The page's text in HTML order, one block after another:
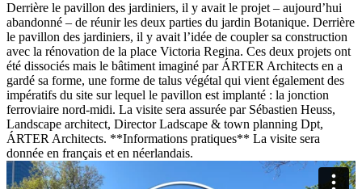
Derrière le pavillon des jardiniers, il y avait le projet – aujourd’hui
abandonné – de réunir les deux parties du jardin Botanique. Derrière
le pavillon des jardiniers, il y avait l’idée de coupler sa construction
avec la rénovation de la place Victoria Regina. Ces deux projets ont
été dissociés mais le bâtiment imaginé par ÁRTER Architects en a
gardé sa forme, une forme de talus végétal qui vient également des
impératifs du site sur lequel le pavillon est implanté : la jonction
ferroviaire nord-midi. La visite sera assurée par Sébastien Heuss,
Landscape architect, Director Ladscape & town planning Dpt,
ÁRTER Architects. **Informations pratiques** La visite sera
donnée en français et en néerlandais.